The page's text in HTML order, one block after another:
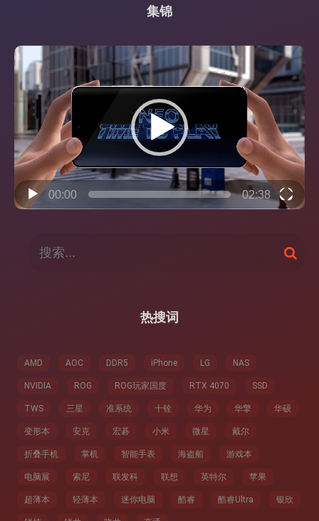
集锦
视
频
播
放
器
00:00 02:38
搜
索
热搜词
AMD AOC DDR5 iPhone LG NAS
NVIDIA ROG ROG玩家国度 RTX 4070 SSD
TWS 三星 准系统 十铨 华为 华擎 华硕
变形本 安克 宏碁 小米 微星 戴尔
折叠手机 掌机 智能手表 海盗船 游戏本
电脑展 索尼 联发科 联想 英特尔 苹果
超薄本 轻薄本 迷你电脑 酷睿 酷睿Ultra 银欣